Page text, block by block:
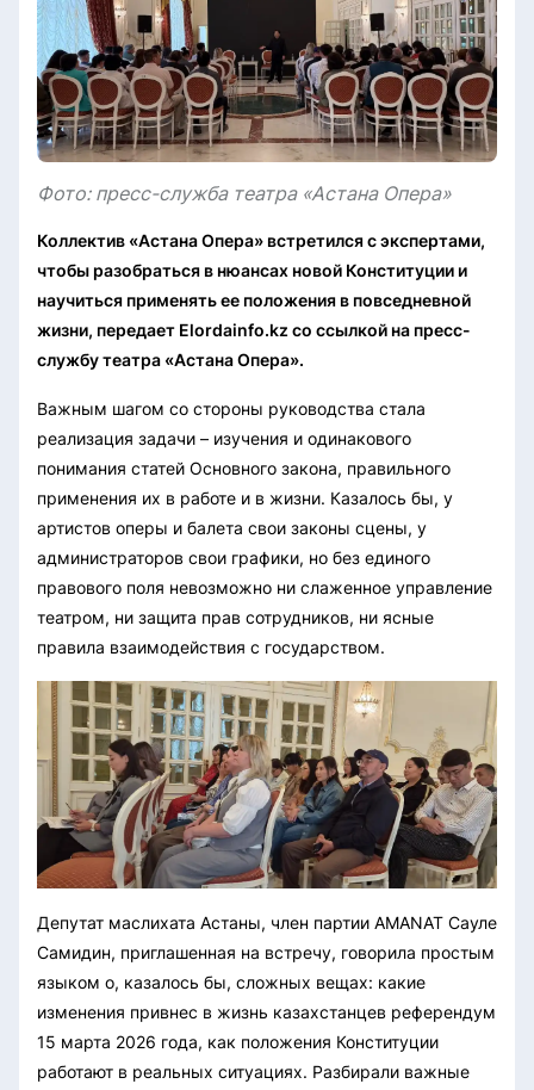
Фото: пресс-служба театра «Астана Опера»
Коллектив «Астана Опера» встретился с экспертами,
чтобы разобраться в нюансах новой Конституции и
научиться применять ее положения в повседневной
жизни, передает Elordainfo.kz со ссылкой на пресс-
службу театра «Астана Опера».
Важным шагом со стороны руководства стала
реализация задачи – изучения и одинакового
понимания статей Основного закона, правильного
применения их в работе и в жизни. Казалось бы, у
артистов оперы и балета свои законы сцены, у
администраторов свои графики, но без единого
правового поля невозможно ни слаженное управление
театром, ни защита прав сотрудников, ни ясные
правила взаимодействия с государством.
Депутат маслихата Астаны, член партии AMANAT Сауле
Самидин, приглашенная на встречу, говорила простым
языком о, казалось бы, сложных вещах: какие
изменения привнес в жизнь казахстанцев референдум
15 марта 2026 года, как положения Конституции
работают в реальных ситуациях. Разбирали важные